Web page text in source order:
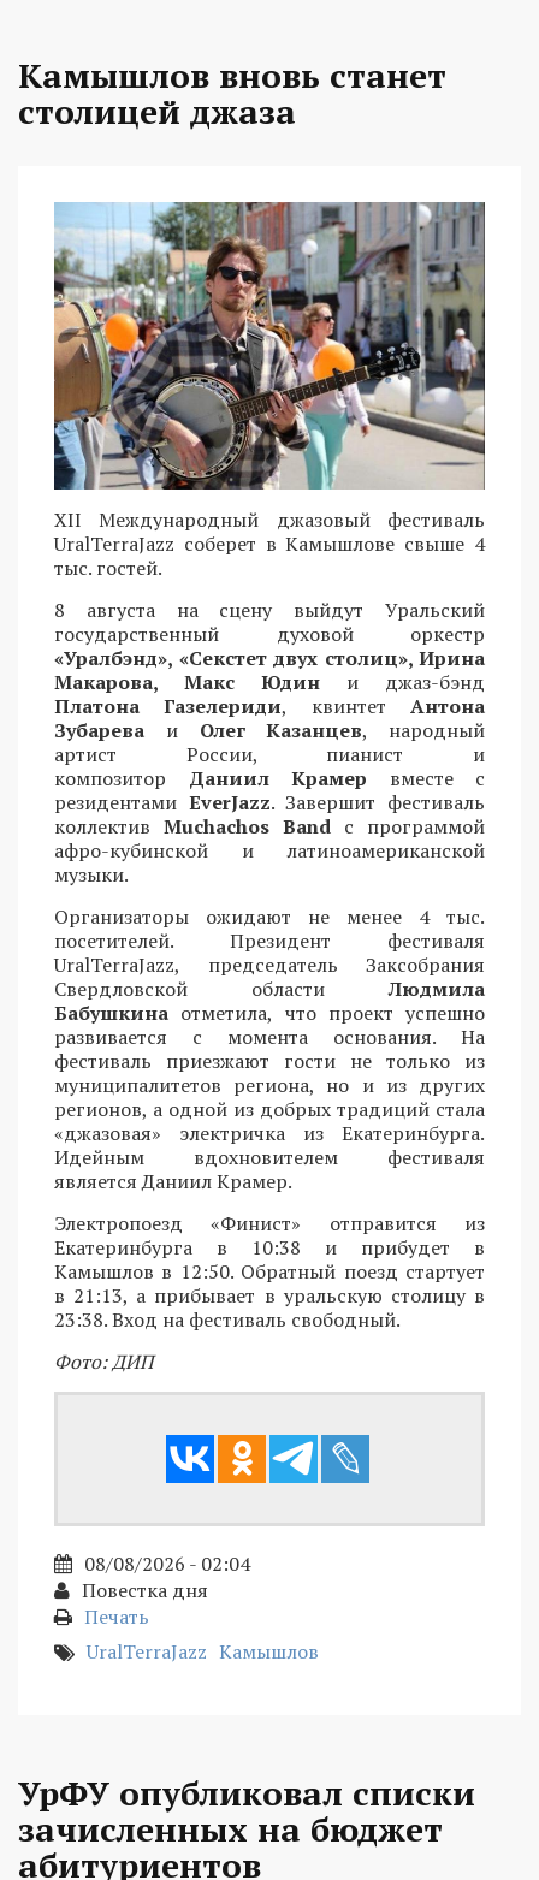
Камышлов вновь станет
столицей джаза
XII Международный джазовый фестиваль
UralTerraJazz соберет в Камышлове свыше 4
тыс. гостей.
8 августа на сцену выйдут Уральский
государственный духовой оркестр
«Уралбэнд», «Секстет двух столиц», Ирина
Макарова, Макс Юдин и джаз-бэнд
Платона Газелериди, квинтетАнтона
Зубарева и Олег Казанцев, народный
артист России, пианист и
композитор Даниил Крамер вместе с
резидентами EverJazz. Завершит фестиваль
коллектив Muchachos Band с программой
афро-кубинской и латиноамериканской
музыки.
Организаторы ожидают не менее 4 тыс.
посетителей. Президент фестиваля
UralTerraJazz, председатель Заксобрания
Свердловской областиЛюдмила
Бабушкина отметила, что проект успешно
развивается с момента основания. На
фестиваль приезжают гости не только из
муниципалитетов региона, но и из других
регионов, а одной из добрых традиций стала
«джазовая» электричка из Екатеринбурга.
Идейным вдохновителем фестиваля
является Даниил Крамер.
Электропоезд «Финист» отправится из
Екатеринбурга в 10:38 и прибудет в
Камышлов в 12:50. Обратный поезд стартует
в 21:13, а прибывает в уральскую столицу в
23:38. Вход на фестиваль свободный.
Фото: ДИП
08/08/2026 - 02:04
Повестка дня
Печать
UralTerraJazz Камышлов
УрФУ опубликовал списки
зачисленных на бюджет
абитуриентов